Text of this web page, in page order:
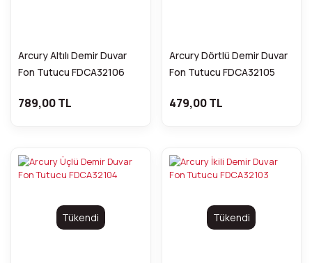
Arcury Altılı Demir Duvar
Fon Tutucu FDCA32106
789,00 TL
Arcury Dörtlü Demir Duvar
Fon Tutucu FDCA32105
479,00 TL
Tükendi Tükendi